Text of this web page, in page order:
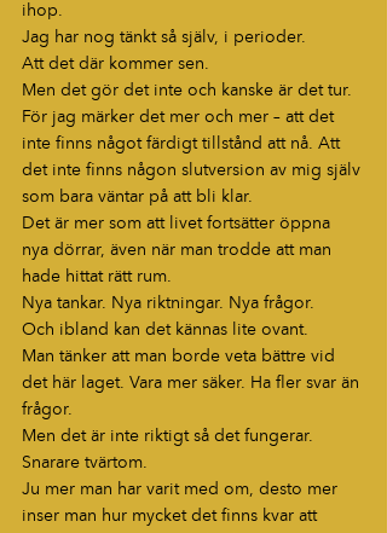
ihop.
Jag har nog tänkt så själv, i perioder.
Att det där kommer sen.
Men det gör det inte och kanske är det tur.
För jag märker det mer och mer – att det
inte finns något färdigt tillstånd att nå. Att
det inte finns någon slutversion av mig själv
som bara väntar på att bli klar.
Det är mer som att livet fortsätter öppna
nya dörrar, även när man trodde att man
hade hittat rätt rum.
Nya tankar. Nya riktningar. Nya frågor.
Och ibland kan det kännas lite ovant.
Man tänker att man borde veta bättre vid
det här laget. Vara mer säker. Ha fler svar än
frågor.
Men det är inte riktigt så det fungerar.
Snarare tvärtom.
Ju mer man har varit med om, desto mer
inser man hur mycket det finns kvar att